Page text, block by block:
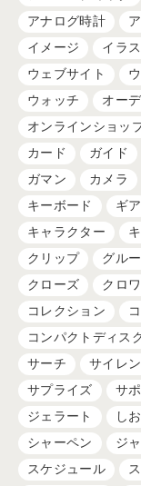
アナログ時計
イメージ
イラ
ウェブサイト
ウォッチ
オー
オンラインショッ
カード
ガイド
ガマン
カメラ
キーボード
ギア
キャラクター
クリップ
グル
クローズ
クロ
コレクション
コンパクトディス
サーチ
サイレ
サプライズ
サ
ジェラート
し
シャーペン
ジ
スケジュール